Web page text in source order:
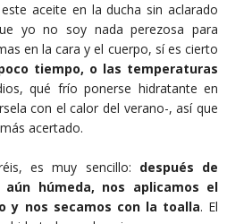
aceite en la ducha sin aclarado
yo no soy nada perezosa para
en la cara y el cuerpo, sí es cierto
tiempo, o las temperaturas
qué frío ponerse hidratante en
con el calor del verano-, así que
acertado.
es muy sencillo: después de
húmeda, nos aplicamos el
y nos secamos con la toalla. El